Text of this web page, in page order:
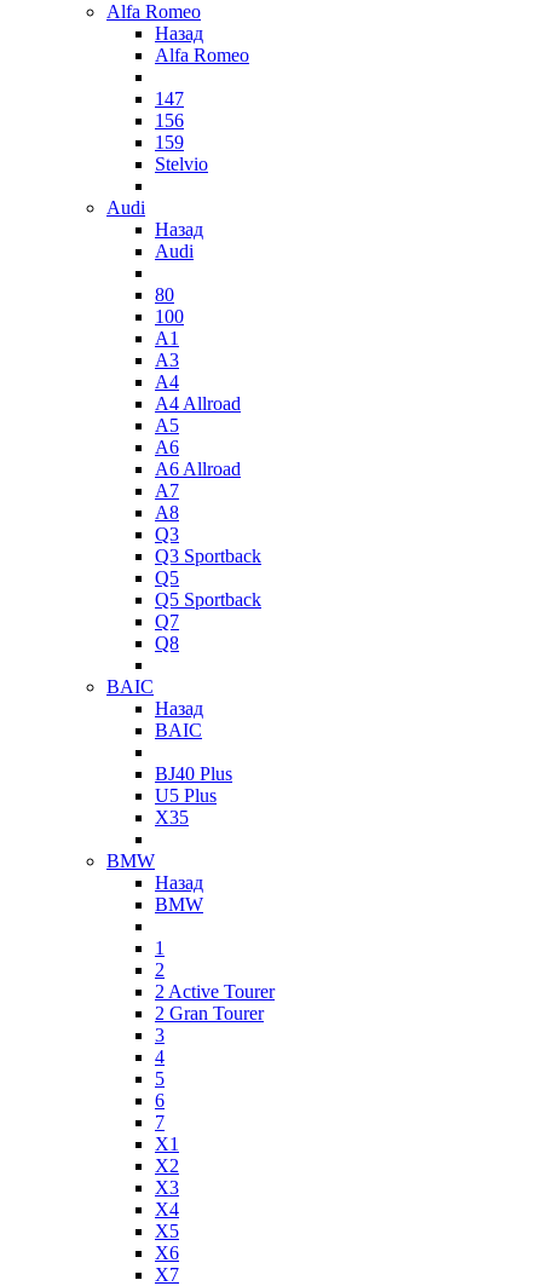
Alfa Romeo
Назад
Alfa Romeo
147
156
159
Stelvio
Audi
Назад
Audi
80
100
A1
A3
A4
A4 Allroad
A5
A6
A6 Allroad
A7
A8
Q3
Q3 Sportback
Q5
Q5 Sportback
Q7
Q8
BAIC
Назад
BAIC
BJ40 Plus
U5 Plus
X35
BMW
Назад
BMW
1
2
2 Active Tourer
2 Gran Tourer
3
4
5
6
7
X1
X2
X3
X4
X5
X6
X7